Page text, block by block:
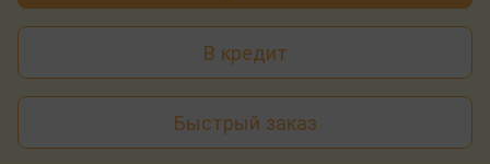
В кредит
Быстрый заказ